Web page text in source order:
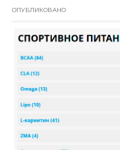
ОПУБЛИКОВАНО